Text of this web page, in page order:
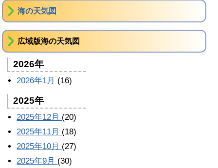
海の天気図
広域版海の天気図
2026年
2026年1月 (16)
2025年
2025年12月 (20)
2025年11月 (18)
2025年10月 (27)
2025年9月 (30)